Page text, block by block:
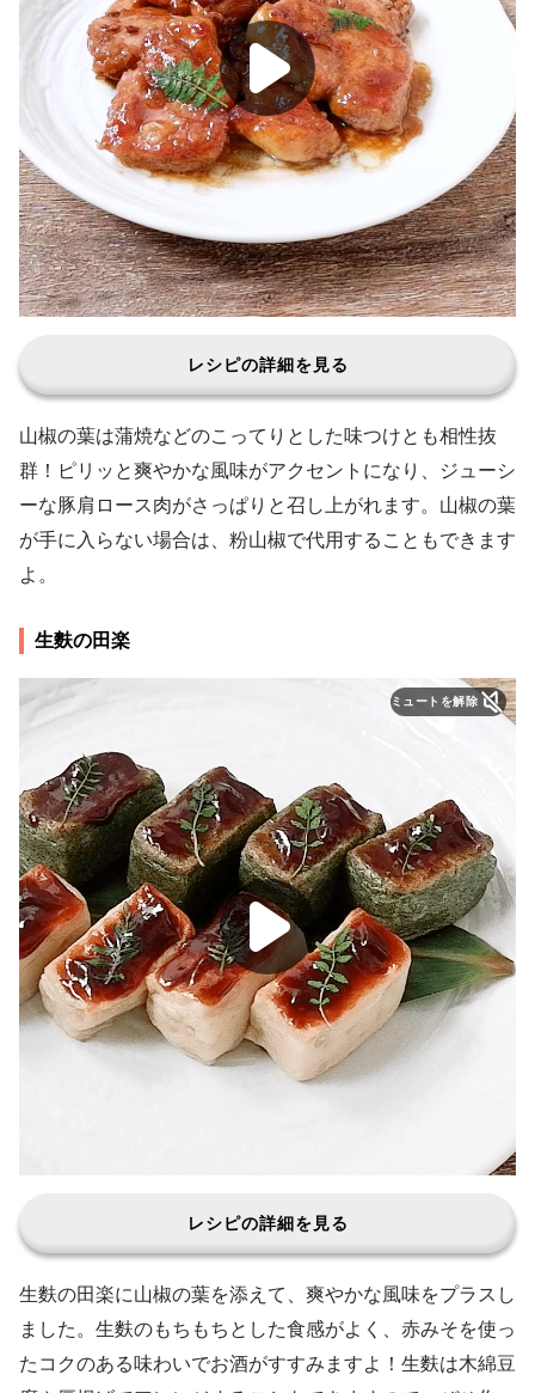
レシピの詳細を見る
山椒の葉は蒲焼などのこってりとした味つけとも相性抜
群！ピリッと爽やかな風味がアクセントになり、ジューシ
ーな豚肩ロース肉がさっぱりと召し上がれます。山椒の葉
が手に入らない場合は、粉山椒で代用することもできます
よ。
生麩の田楽
ミュートを解除
レシピの詳細を見る
生麩の田楽に山椒の葉を添えて、爽やかな風味をプラスし
ました。生麩のもちもちとした食感がよく、赤みそを使っ
たコクのある味わいでお酒がすすみますよ！生麩は木綿豆